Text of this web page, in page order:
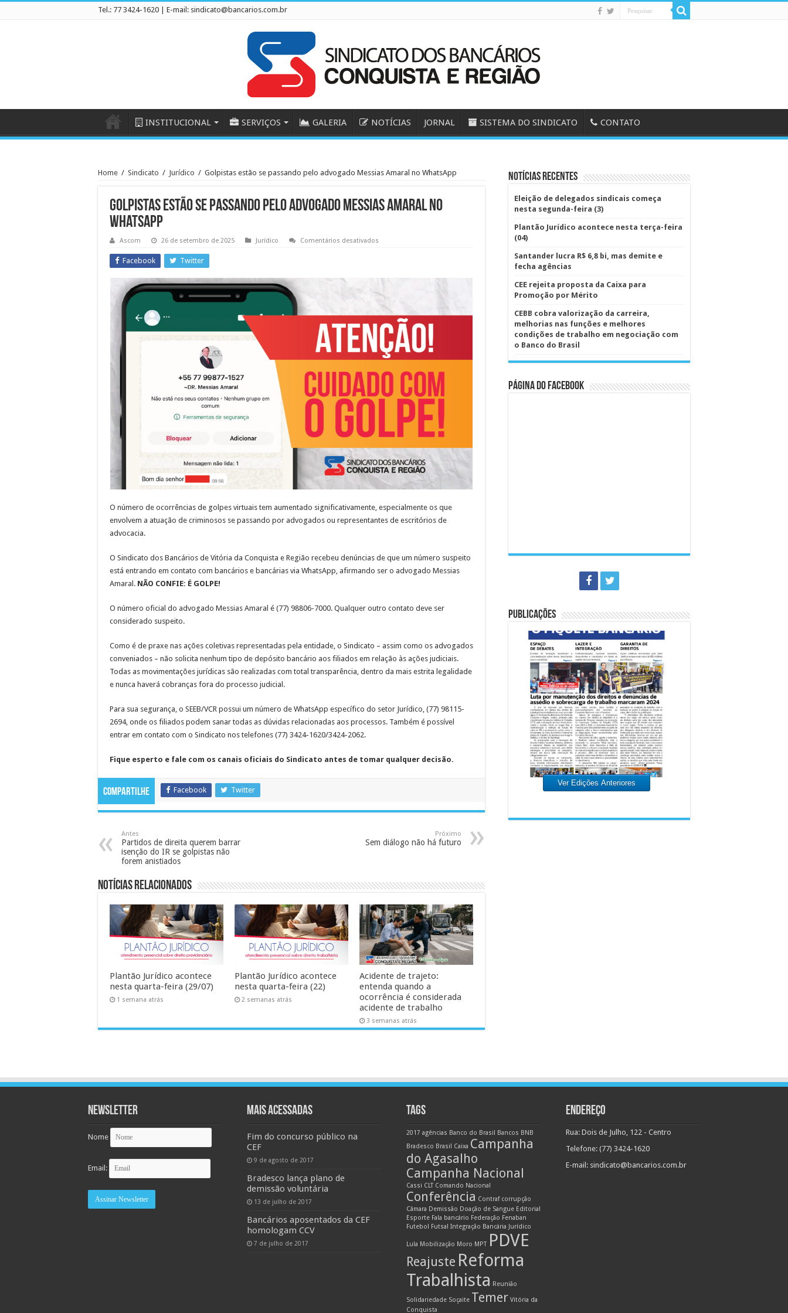
Tel.: 77 3424-1620 | E-mail: sindicato@bancarios.com.br
INSTITUCIONAL SERVIÇOS GALERIA NOTÍCIAS JORNAL SISTEMA DO SINDICATO CONTATO
Home / Sindicato / Jurídico / Golpistas estão se passando pelo advogado Messias Amaral no WhatsApp
Golpistas estão se passando pelo advogado Messias Amaral no
WhatsApp
Ascom 26 de setembro de 2025 Jurídico Comentários desativados
pelo
Messias
no
WhatsApp
Facebook Twitter
O número de ocorrências de golpes virtuais tem aumentado significativamente, especialmente os que
envolvem a atuação de criminosos se passando por advogados ou representantes de escritórios de
advocacia.
O Sindicato dos Bancários de Vitória da Conquista e Região recebeu denúncias de que um número suspeito
está entrando em contato com bancários e bancárias via WhatsApp, afirmando ser o advogado Messias
Amaral. NÃO CONFIE: É GOLPE!
O número oficial do advogado Messias Amaral é (77) 98806-7000. Qualquer outro contato deve ser
considerado suspeito.
Como é de praxe nas ações coletivas representadas pela entidade, o Sindicato – assim como os advogados
conveniados – não solicita nenhum tipo de depósito bancário aos filiados em relação às ações judiciais.
Todas as movimentações jurídicas são realizadas com total transparência, dentro da mais estrita legalidade
e nunca haverá cobranças fora do processo judicial.
Para sua segurança, o SEEB/VCR possui um número de WhatsApp específico do setor Jurídico, (77) 98115-
2694, onde os filiados podem sanar todas as dúvidas relacionadas aos processos. Também é possível
entrar em contato com o Sindicato nos telefones (77) 3424-1620/3424-2062.
Fique esperto e fale com os canais oficiais do Sindicato antes de tomar qualquer decisão.
Compartilhe Facebook Twitter
Antes
Partidos de direita querem barrar
isenção do IR se golpistas não
forem anistiados
Próximo
Sem diálogo não há futuro
Notícias Relacionados
Plantão Jurídico acontece
nesta quarta-feira (29/07)
1 semana atrás
Plantão Jurídico acontece
nesta quarta-feira (22)
2 semanas atrás
Acidente de trajeto:
entenda quando a
ocorrência é considerada
acidente de trabalho
3 semanas atrás
Notícias Recentes
Eleição de delegados sindicais começa
nesta segunda-feira (3)
Plantão Jurídico acontece nesta terça-feira
(04)
Santander lucra R$ 6,8 bi, mas demite e
fecha agências
CEE rejeita proposta da Caixa para
Promoção por Mérito
CEBB cobra valorização da carreira,
melhorias nas funções e melhores
condições de trabalho em negociação com
o Banco do Brasil
Página do Facebook
PUBLICAÇÕES
Ver Edições Anteriores
Newsletter
Nome
Email:
MAIS ACESSADAS
Fim do concurso público na
CEF
9 de agosto de 2017
Bradesco lança plano de
demissão voluntária
13 de julho de 2017
Bancários aposentados da CEF
homologam CCV
7 de julho de 2017
TAGS
2017 agências Banco do Brasil Bancos BNB
Bradesco Brasil Caixa Campanha
do Agasalho
Campanha Nacional
Cassi CLT Comando Nacional
Conferência Contraf corrupção
Câmara Demissão Doação de Sangue Editorial
Esporte Fala bancário Federação Fenaban
Futebol Futsal Integração Bancária Jurídico
Lula Mobilização Moro MPT PDVE
Reajuste Reforma
Trabalhista Reunião
Solidariedade Soçaite Temer Vitória da
Conquista
ENDEREÇO
Rua: Dois de Julho, 122 - Centro
Telefone: (77) 3424-1620
E-mail: sindicato@bancarios.com.br